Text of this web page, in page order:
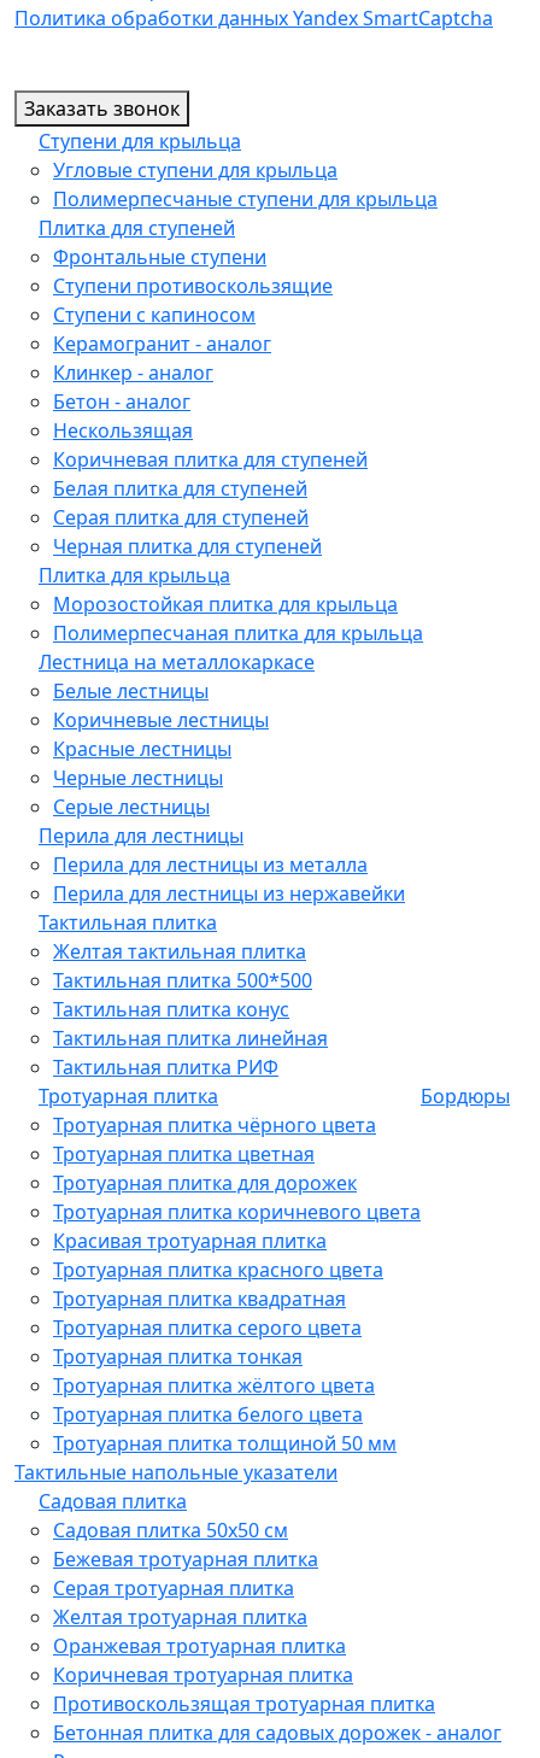
Политика обработки данных Yandex SmartCaptcha
Заказать звонок
Ступени для крыльца
Угловые ступени для крыльца
Полимерпесчаные ступени для крыльца
Плитка для ступеней
Фронтальные ступени
Ступени противоскользящие
Ступени с капиносом
Керамогранит - аналог
Клинкер - аналог
Бетон - аналог
Нескользящая
Коричневая плитка для ступеней
Белая плитка для ступеней
Серая плитка для ступеней
Черная плитка для ступеней
Плитка для крыльца
Морозостойкая плитка для крыльца
Полимерпесчаная плитка для крыльца
Лестница на металлокаркасе
Белые лестницы
Коричневые лестницы
Красные лестницы
Черные лестницы
Серые лестницы
Перила для лестницы
Перила для лестницы из металла
Перила для лестницы из нержавейки
Тактильная плитка
Желтая тактильная плитка
Тактильная плитка 500*500
Тактильная плитка конус
Тактильная плитка линейная
Тактильная плитка РИФ
Тротуарная плитка
Тротуарная плитка чёрного цвета
Тротуарная плитка цветная
Тротуарная плитка для дорожек
Тротуарная плитка коричневого цвета
Красивая тротуарная плитка
Тротуарная плитка красного цвета
Тротуарная плитка квадратная
Тротуарная плитка серого цвета
Тротуарная плитка тонкая
Тротуарная плитка жёлтого цвета
Тротуарная плитка белого цвета
Тротуарная плитка толщиной 50 мм
Бордюры
Тактильные напольные указатели
Садовая плитка
Садовая плитка 50х50 см
Бежевая тротуарная плитка
Серая тротуарная плитка
Желтая тротуарная плитка
Оранжевая тротуарная плитка
Коричневая тротуарная плитка
Противоскользящая тротуарная плитка
Бетонная плитка для садовых дорожек - аналог